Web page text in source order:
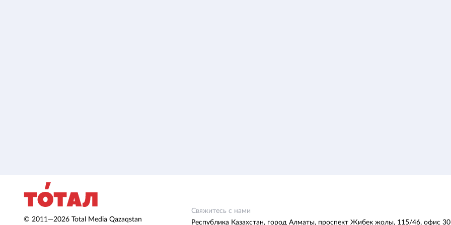
© 2011—2026 Total Media Qazaqstan
Свяжитесь с нами
Республика Казахстан, город Алматы, проспект Жибек жолы, 115/46, офис